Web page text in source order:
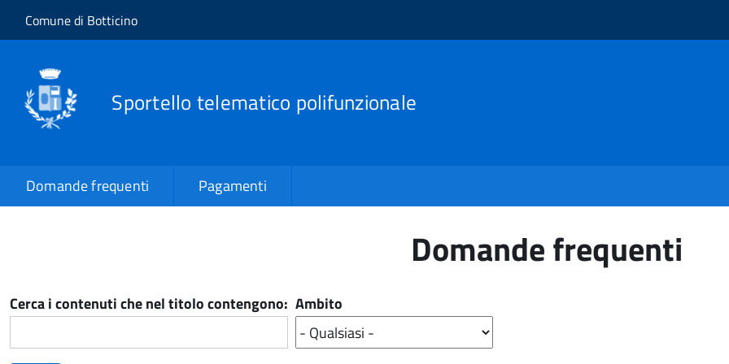
Salta al contenuto principale
Skip to site navigation
Comune di Botticino
Sportello telematico polifunzionale
Domande frequenti Pagamenti
Domande frequenti
Cerca i contenuti che nel titolo contengono: Ambito